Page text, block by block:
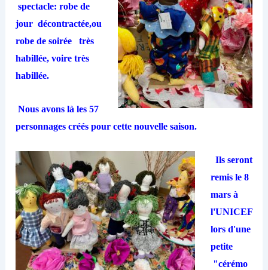
spectacle: robe de
jour décontractée,ou
robe de soirée très
habillée, voire très
habillée.
Nous avons là les 57
personnages créés pour cette nouvelle saison.
Ils seront
remis le 8
mars à
l'UNICEF
lors d'une
petite
"cérémo